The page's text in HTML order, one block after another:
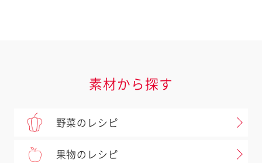
素材から探す
野菜のレシピ
果物のレシピ